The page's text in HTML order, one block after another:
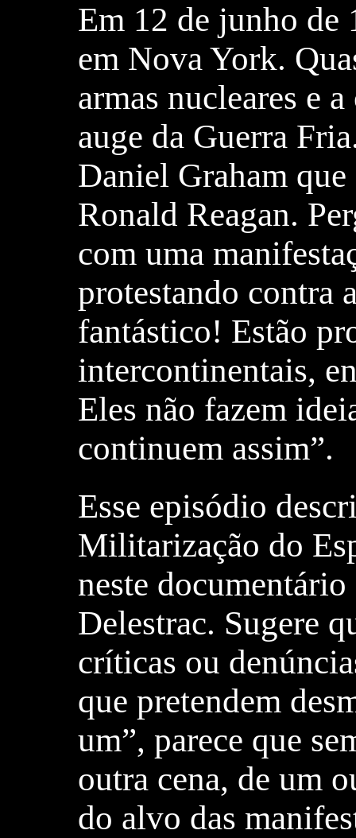
Em 12 de junho de
em Nova York.
armas nucleares e
auge da Guerra
Daniel Graham que
Ronald Reagan.
com uma
protestando contra
fantástico! Estão
intercontinentais,
Eles não fazem
continuem assim”.
Esse episódio
Militarização do
neste
Delestrac. Sugere
críticas ou
que pretendem
um”, parece que
outra cena, de um
do alvo das